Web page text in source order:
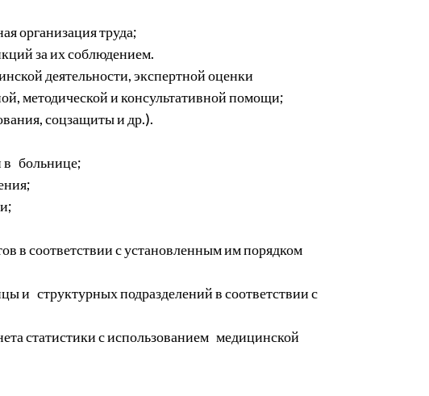
организация труда;
за их соблюдением.
деятельности, экспертной оценки
методической и консультативной помощи;
соцзащиты и др.).
в больнице;
в соответствии с установленным им порядком
и структурных подразделений в соответствии с
статистики с использованием медицинской